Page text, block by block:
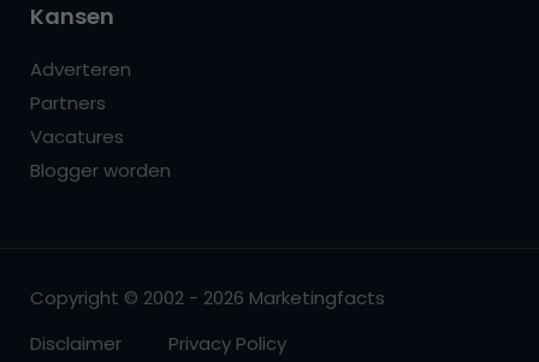
Kansen
Adverteren
Partners
Vacatures
Blogger worden
Copyright © 2002 - 2026 Marketingfacts
Disclaimer
Privacy Policy